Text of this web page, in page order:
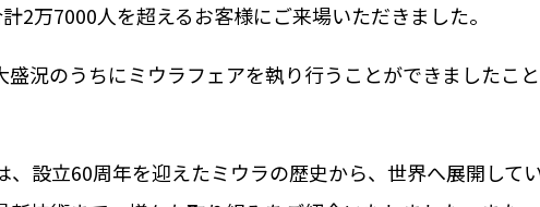
2万7000人を超えるお客様にご来場いただきました。
況のうちにミウラフェアを執り行うことができましたこ
設立60周年を迎えたミウラの歴史から、世界へ展開して